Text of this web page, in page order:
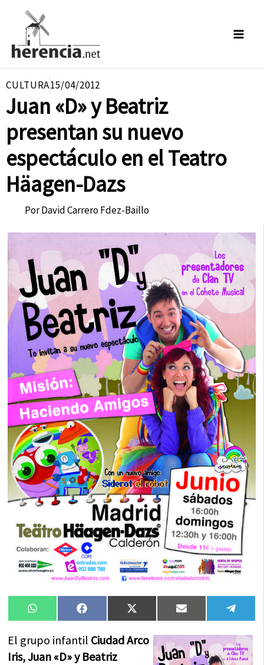
contenido
CULTURA15/04/2012
Juan «D» y Beatriz
presentan su nuevo
espectáculo en el Teatro
Häagen-Dazs
PorDavid Carrero Fdez-Baillo
Compartir
en
WhatsAppCompartir
en
FacebookCompartir
en
X
(Twitter)
Compartir
en
Email
en
El grupo infantil Ciudad Arco
Iris, Juan «D» y Beatriz